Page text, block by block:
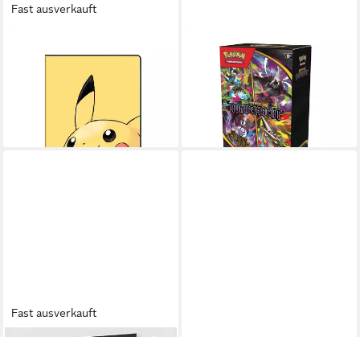
Fast ausverkauft
Sammelkarte 4-Pocket
Portfolio - Pokémon Pikachu
lieferbar - in 2-3 Werktagen bei dir
POKÉMON
Sammelkarte Booster-Bundle
Pokemon Sammel-Karten
deutsch Dunkelnacht
69,95 €
lieferbar - in 2-3 Werktagen bei dir
Fast ausverkauft